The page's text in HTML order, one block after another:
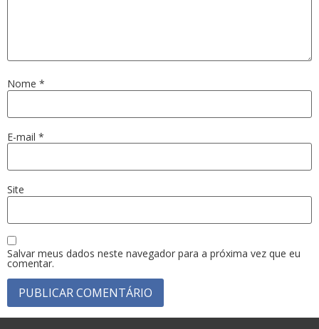
Nome *
E-mail *
Site
Salvar meus dados neste navegador para a próxima vez que eu
comentar.